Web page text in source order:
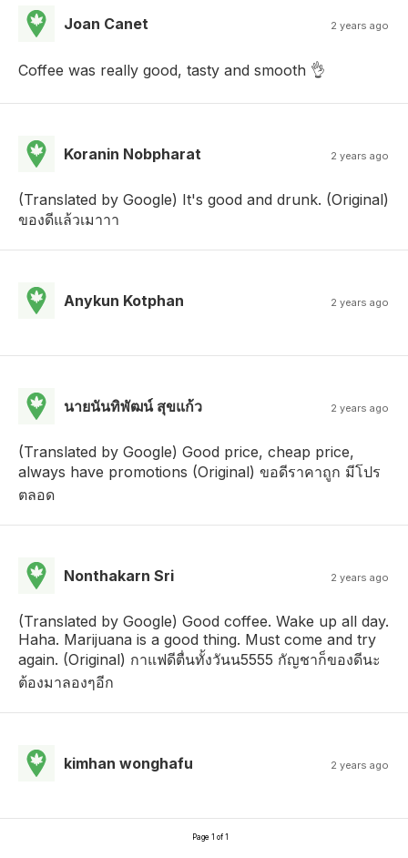
Joan Canet 2 years ago
Coffee was really good, tasty and smooth 👌
Koranin Nobpharat 2 years ago
(Translated by Google) It's good and drunk. (Original)
ของดีแล้วเมาาา
Anykun Kotphan 2 years ago
นายนันทิพัฒน์ สุขแก้ว 2 years ago
(Translated by Google) Good price, cheap price,
always have promotions (Original) ขอดีราคาถูก มีโปร
ตลอด
Nonthakarn Sri 2 years ago
(Translated by Google) Good coffee. Wake up all day.
Haha. Marijuana is a good thing. Must come and try
again. (Original) กาแฟดีตื่นทั้งวันน5555 กัญชาก็ของดีนะ
ต้องมาลองๆอีก
kimhan wonghafu 2 years ago
Page 1 of 1